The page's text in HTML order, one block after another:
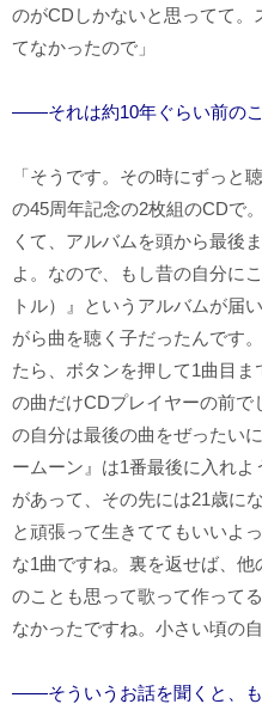
のがCDしかないと思ってて。
てなかったので」
――それは約10年ぐらい前のこ
「そうです。その時にずっと
の45周年記念の2枚組のCDで
くて、アルバムを頭から最後
よ。なので、もし昔の自分に
トル）』というアルバムが届
がら曲を聴く子だったんです
たら、ボタンを押して1曲目
の曲だけCDプレイヤーの前
の自分は最後の曲をぜったい
ームーン』は1番最後に入れ
があって、その先には21歳に
と頑張って生きててもいいよ
な1曲ですね。裏を返せば、
のことも思って歌って作って
なかったですね。小さい頃の
――そういうお話を聞くと、